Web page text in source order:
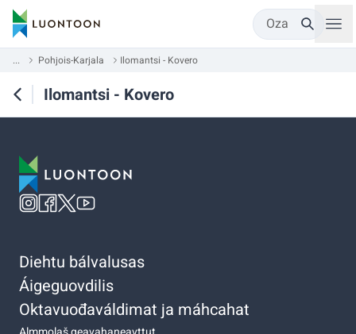
Oza
... Pohjois-Karjala Ilomantsi - Kovero
Ilomantsi - Kovero
Diehtu bálvalusas
Áigeguovdilis
Oktavuođaváldimat ja máhcahat